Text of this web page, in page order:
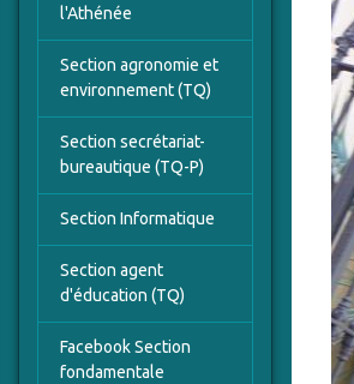
l'Athénée
Section agronomie et
environnement (TQ)
Section secrétariat-
bureautique (TQ-P)
Section Informatique
Section agent
d'éducation (TQ)
Facebook Section
fondamentale